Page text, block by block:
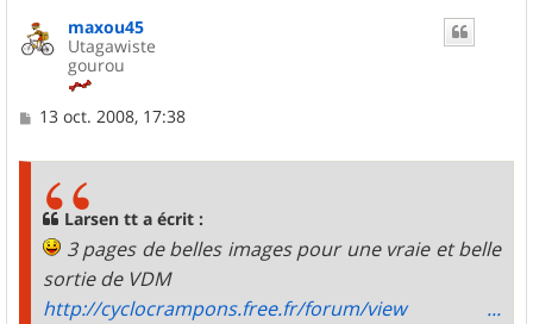
maxou45
Utagawiste
gourou
M13 oct. 2008, 17:38
Larsen tt a écrit :
3 pages de belles images pour une vraie et belle
sortie de VDM
http://cyclocrampons.free.fr/forum/view ...